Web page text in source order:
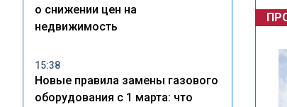
о снижении цен на
недвижимость
15:38
Новые правила замены газового
оборудования с 1 марта: что